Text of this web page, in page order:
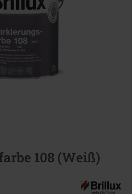
108 (Weiß)